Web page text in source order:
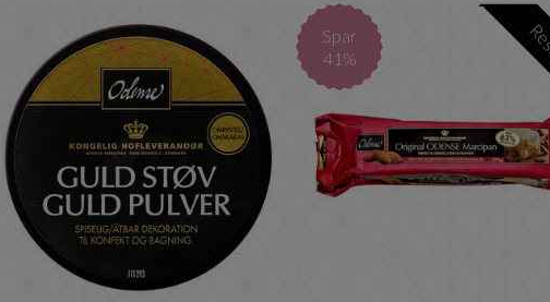
ODENSE Guldstøv 5 g
Spar
41%
Original